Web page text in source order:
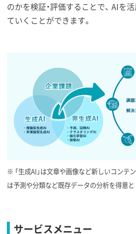
のかを検証・評価することで、 AIを
ていくことができます。
※ 「生成AI」は文章や画像など新しいコンテン
は予測や分類など既存データの分析を得意と
サービスメニュー